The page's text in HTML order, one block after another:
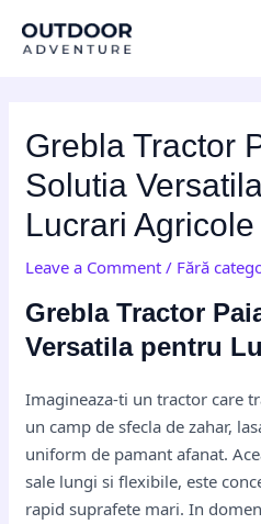
Grebla Tractor
Solutia
Lucrari
Leave a Comment / Fără
Grebla Tractor
Versatila pentru
Imagineaza-ti un tractor care
un camp de sfecla de zahar,
uniform de pamant afanat.
sale lungi si flexibile, este
rapid suprafete mari. In
navigation